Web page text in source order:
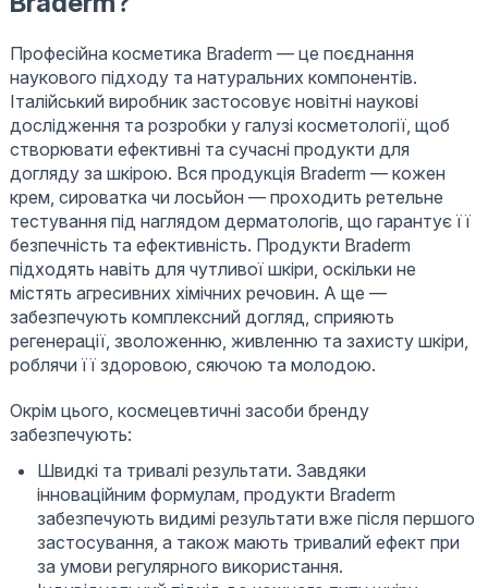
Професійна косметика Braderm — це поєднання
наукового підходу та натуральних компонентів.
Італійський виробник застосовує новітні наукові
дослідження та розробки у галузі косметології, щоб
створювати ефективні та сучасні продукти для
догляду за шкірою. Вся продукція Braderm — кожен
крем, сироватка чи лосьйон — проходить ретельне
тестування під наглядом дерматологів, що гарантує її
безпечність та ефективність. Продукти Braderm
підходять навіть для чутливої шкіри, оскільки не
містять агресивних хімічних речовин. А ще —
забезпечують комплексний догляд, сприяють
регенерації, зволоженню, живленню та захисту шкіри,
роблячи її здоровою, сяючою та молодою.
Окрім цього, космецевтичні засоби бренду
забезпечують:
Швидкі та тривалі результати. Завдяки
інноваційним формулам, продукти Braderm
забезпечують видимі результати вже після першого
застосування, а також мають тривалий ефект при
за умови регулярного використання.